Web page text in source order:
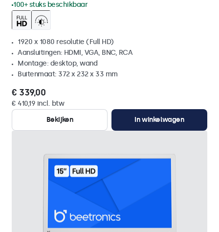
100+ stuks beschikbaar
1920 x 1080 resolutie (Full HD)
Aansluitingen: HDMI, VGA, BNC, RCA
Montage: desktop, wand
Buitenmaat: 372 x 232 x 33 mm
€ 339,00
€ 410,19 incl. btw
Bekijken
In winkelwagen